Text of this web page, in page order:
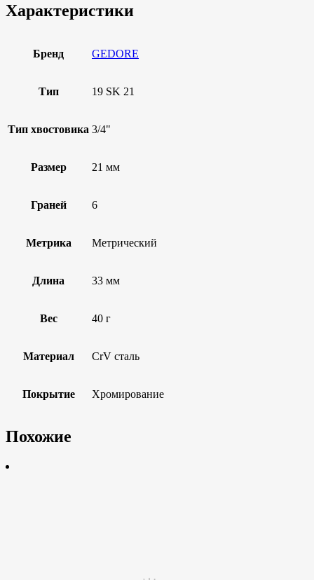
Характеристики
Бренд GEDORE
Тип 19 SK 21
Тип хвостовика 3/4"
Размер 21 мм
Граней 6
Метрика Метрический
Длина 33 мм
Вес 40 г
Материал CrV сталь
Покрытие Хромирование
Похожие